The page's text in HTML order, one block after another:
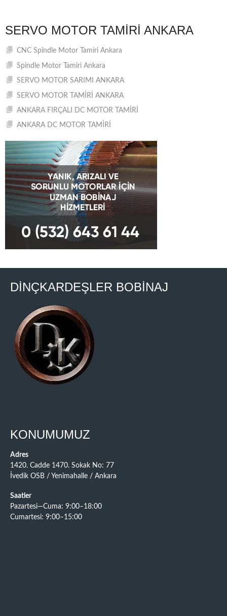
SERVO MOTOR TAMIRI ANKARA
CNC Spindle Motor Tamiri Ankara
Spindle Motor Tamiri Ankara
SERVO MOTOR SARIMI ANKARA
SERVO MOTOR TAMİRİ ANKARA
ANKARA FIRÇALI DC MOTOR TAMİRİ
ANKARA DC MOTOR TAMİRİ
DİNÇKARDEŞLER BOBİNAJ
KONUMUMUZ
Adres
1420. Cadde 1470. Sokak No: 77
İvedik OSB / Yenimahalle / Ankara
Saatler
Pazartesi—Cuma: 9:00–18:00
Cumartesi: 9:00–15:00